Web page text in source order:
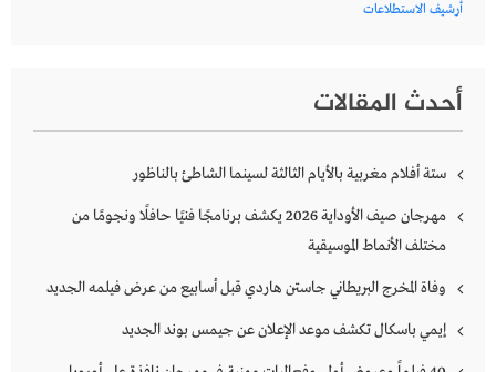
أرشيف الاستطلاعات
أحدث المقالات
ستة أفلام مغربية بالأيام الثالثة لسينما الشاطئ بالناظور
مهرجان صيف الأوداية 2026 يكشف برنامجًا فنيًا حافلًا ونجومًا من
مختلف الأنماط الموسيقية
وفاة المخرج البريطاني جاستن هاردي قبل أسابيع من عرض فيلمه الجديد
إيمي باسكال تكشف موعد الإعلان عن جيمس بوند الجديد